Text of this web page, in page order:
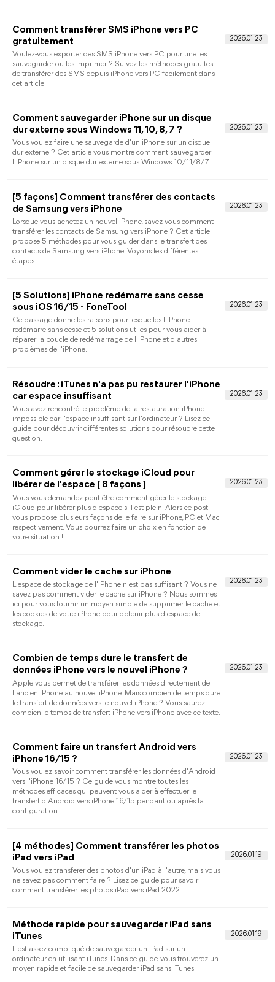
Comment résoudre le problème de Bluetooth
sur iPhone
La mise à jour de la version bêta de l'iPhone peut entraîner un
problème de non-fonctionnement du Bluetooth de l'iPhone.
pour vous débarrasser des problèmes de Bluetooth iOS ou
d'autres problèmes liés à iOS 15/16 beta.
4 façons | Comment transférer des photos
Pour parcourir les photos de l'iPhone sur votre Chromebook, il
est nécessaire de savoir comment transférer des photos d'un
iPhone vers un Chromebook. Dans ce guide, nous allons vous
montrer 4 façons efficaces avec ou sans USB.
et comment accélérer iTunes ?
Si vous trouvez que iTunes est lent à démarrer sur Windows ou
la synchronisation iPhone iTunes est très longue, suivez notre
guide étape par étape pour comprendre pourquoi iTunes est si
lent et apprenez comment accélérer iTunes sur PC et iPhone.
[4 méthodes] Comment transférer des vidéos
de l'iPad vers un PC Windows
Ce guide vous explique comment transférer des vidéos de
l'iPad vers un PC Windows 11, 10, 8, 7. La méthode pour
transférer les grandes vidéos est également mentionnée.
Comment ne pas recevoir les SMS sur mon
iPad ?
Comment ne pas recevoir les SMS sur mon iPad ? Ce guide
vous montre comment empêcher les messages d'apparaître
Comment transférer SMS iPhone vers PC
gratuitement
Voulez-vous exporter des SMS iPhone vers PC pour une les
sauvegarder ou les imprimer ? Suivez les méthodes gratuites
cet article.
Comment sauvegarder iPhone sur un disque
dur externe sous Windows 11, 10, 8, 7 ?
l'iPhone sur un disque dur externe sous Windows 10/11/8/7.
[5 façons] Comment transférer des contacts
de Samsung vers iPhone
propose 5 méthodes pour vous guider dans le transfert des
contacts de Samsung vers iPhone. Voyons les différentes
étapes.
[5 Solutions] iPhone redémarre sans cesse
sous iOS 16/15 - FoneTool
Ce passage donne les raisons pour lesquelles l'iPhone
redémarre sans cesse et 5 solutions utiles pour vous aider à
réparer la boucle de redémarrage de l'iPhone et d'autres